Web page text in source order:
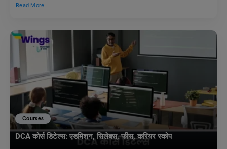
Read More
Courses
DCA कोर्स डिटेल्स: एडमिशन, सिलेबस, फीस, करियर स्कोप